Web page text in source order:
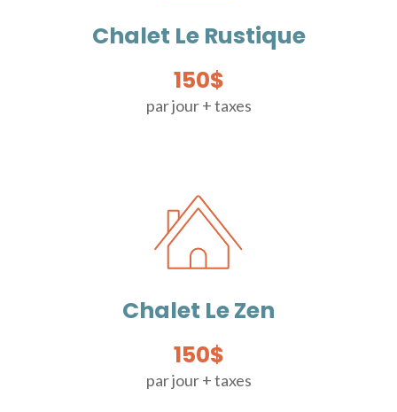
Chalet Le Rustique
150$
par jour + taxes
Chalet Le Zen
150$
par jour + taxes